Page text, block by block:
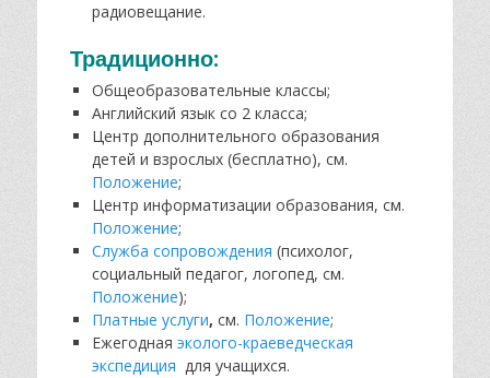
радиовещание.
Традиционно:
Общеобразовательные классы;
Английский язык со 2 класса;
Центр дополнительного образования
детей и взрослых (бесплатно), см.
Положение;
Центр информатизации образования, см.
Положение;
Служба сопровождения (психолог,
социальный педагог, логопед, см.
Положение);
Платные услуги, см. Положение;
Ежегодная эколого-краеведческая
экспедиция для учащихся.